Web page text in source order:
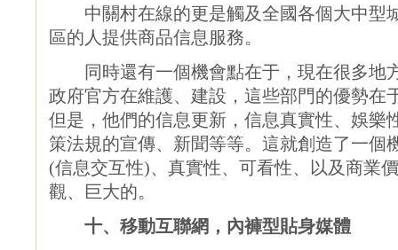
中關村在線的更是觸及全國各個大中型
區的人提供商品信息服務。
同時還有一個機會點在于，現在很多地
政府官方在維護、建設，這些部門的優勢在
但是，他們的信息更新，信息真實性、娛樂
策法規的宣傳、新聞等等。這就創造了一個
(信息交互性)、真實性、可看性、以及商業
觀、巨大的。
十、移動互聯網，內褲型貼身媒體